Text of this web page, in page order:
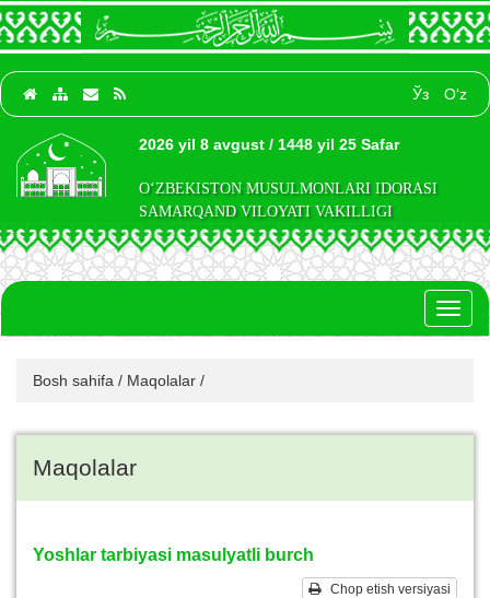
Ўз O‘z
2026 yil 8 avgust / 1448 yil 25 Safar
O‘ZBEKISTON MUSULMONLARI IDORASI
SAMARQAND VILOYATI VAKILLIGI
Bosh sahifa / Maqolalar /
Maqolalar
Yoshlar tarbiyasi masulyatli burch
Chop etish versiyasi